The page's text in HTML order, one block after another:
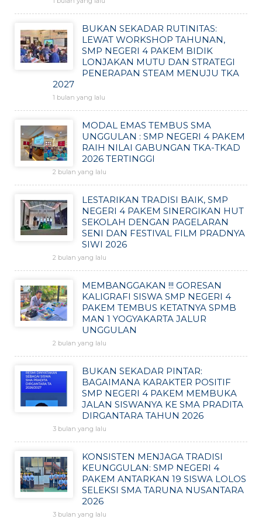
BUKAN SEKADAR RUTINITAS:
LEWAT WORKSHOP TAHUNAN,
SMP NEGERI 4 PAKEM BIDIK
LONJAKAN MUTU DAN STRATEGI
PENERAPAN STEAM MENUJU TKA
2027
1 bulan yang lalu
MODAL EMAS TEMBUS SMA
UNGGULAN : SMP NEGERI 4 PAKEM
RAIH NILAI GABUNGAN TKA-TKAD
2026 TERTINGGI
2 bulan yang lalu
LESTARIKAN TRADISI BAIK, SMP
NEGERI 4 PAKEM SINERGIKAN HUT
SEKOLAH DENGAN PAGELARAN
SENI DAN FESTIVAL FILM PRADNYA
SIWI 2026
2 bulan yang lalu
MEMBANGGAKAN !!! GORESAN
KALIGRAFI SISWA SMP NEGERI 4
PAKEM TEMBUS KETATNYA SPMB
MAN 1 YOGYAKARTA JALUR
UNGGULAN
2 bulan yang lalu
BUKAN SEKADAR PINTAR:
BAGAIMANA KARAKTER POSITIF
SMP NEGERI 4 PAKEM MEMBUKA
JALAN SISWANYA KE SMA PRADITA
DIRGANTARA TAHUN 2026
3 bulan yang lalu
KONSISTEN MENJAGA TRADISI
KEUNGGULAN: SMP NEGERI 4
PAKEM ANTARKAN 19 SISWA LOLOS
SELEKSI SMA TARUNA NUSANTARA
2026
3 bulan yang lalu